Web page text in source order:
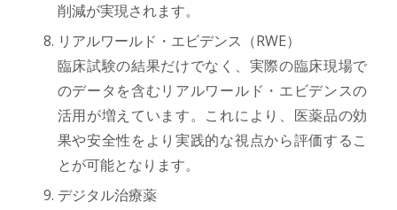
削減が実現されます。
リアルワールド・エビデンス（RWE）
臨床試験の結果だけでなく、実際の臨床現場で
のデータを含むリアルワールド・エビデンスの
活用が増えています。これにより、医薬品の効
果や安全性をより実践的な視点から評価するこ
とが可能となります。
デジタル治療薬